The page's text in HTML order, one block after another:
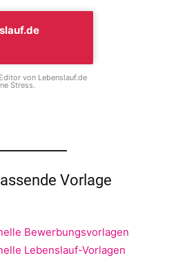
von Lebenslauf.de
Stress.
Vorlage
Bewerbungsvorlagen
Lebenslauf-Vorlagen